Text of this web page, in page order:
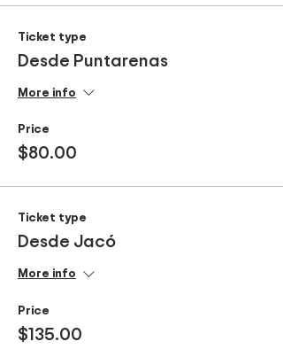
Ticket type
Desde Puntarenas
More info
Price
$80.00
Ticket type
Desde Jacó
More info
Price
$135.00